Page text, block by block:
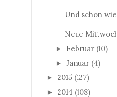
Und schon
Neue
► Februar (10)
► Januar (4)
► 2015 (127)
► 2014 (108)